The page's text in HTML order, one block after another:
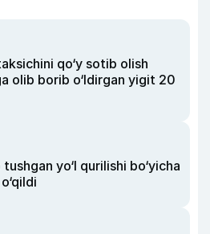
qo‘y sotib olish
olib borib o‘ldirgan yigit 20
yo‘l qurilishi bo‘yicha